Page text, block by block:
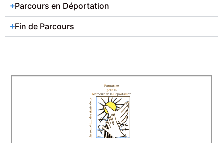
Parcours en Déportation
Fin de Parcours